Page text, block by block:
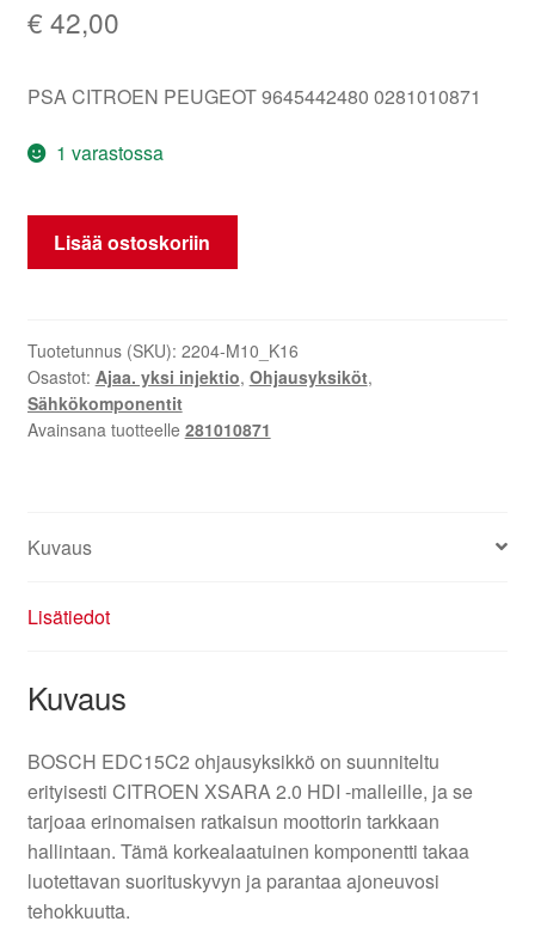
€ 42,00
PSA CITROEN PEUGEOT 9645442480 0281010871
1 varastossa
ECU
Bosch
Peugeot
0281010871
määrä
Lisää ostoskoriin
Tuotetunnus (SKU): 2204-M10_K16
Osastot: Ajaa. yksi injektio, Ohjausyksiköt,
Sähkökomponentit
Avainsana tuotteelle 281010871
Kuvaus
Lisätiedot
Kuvaus
BOSCH EDC15C2 ohjausyksikkö on suunniteltu
erityisesti CITROEN XSARA 2.0 HDI -malleille, ja se
tarjoaa erinomaisen ratkaisun moottorin tarkkaan
hallintaan. Tämä korkealaatuinen komponentti takaa
luotettavan suorituskyvyn ja parantaa ajoneuvosi
tehokkuutta.